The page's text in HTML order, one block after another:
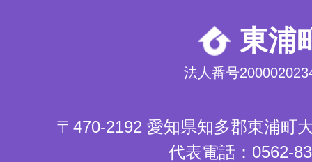
東浦
法人番号
〒470-2192 愛知県知多郡東浦町
代表電話：0562-